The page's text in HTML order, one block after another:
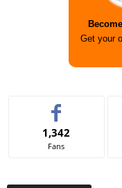
Get your
1,342
Fans